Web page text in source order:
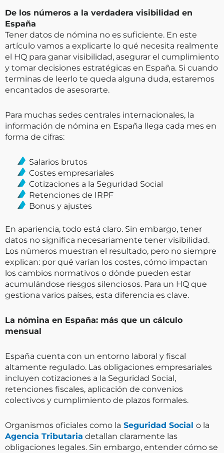
De los números a la verdadera visibilidad en
España
Tener datos de nómina no es suficiente. En este
artículo vamos a explicarte lo qué necesita realmente
el HQ para ganar visibilidad, asegurar el cumplimiento
y tomar decisiones estratégicas en España. Si cuando
terminas de leerlo te queda alguna duda, estaremos
encantados de asesorarte.
Para muchas sedes centrales internacionales, la
información de nómina en España llega cada mes en
forma de cifras:
Salarios brutos
Costes empresariales
Cotizaciones a la Seguridad Social
Retenciones de IRPF
Bonus y ajustes
En apariencia, todo está claro. Sin embargo, tener
datos no significa necesariamente tener visibilidad.
Los números muestran el resultado, pero no siempre
explican: por qué varían los costes, cómo impactan
los cambios normativos o dónde pueden estar
acumulándose riesgos silenciosos. Para un HQ que
gestiona varios países, esta diferencia es clave.
La nómina en España: más que un cálculo
mensual
España cuenta con un entorno laboral y fiscal
altamente regulado. Las obligaciones empresariales
incluyen cotizaciones a la Seguridad Social,
retenciones fiscales, aplicación de convenios
colectivos y cumplimiento de plazos formales.
Organismos oficiales como la Seguridad Social o la
Agencia Tributaria detallan claramente las
obligaciones legales. Sin embargo, entender cómo se